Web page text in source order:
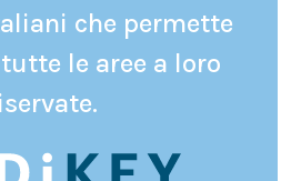
che permette
tutte le aree a loro